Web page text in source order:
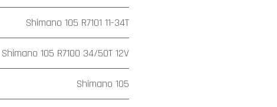
Shimano 105 R7101 11-34T
Shimano 105 R7100 34/50T 12V
Shimano 105